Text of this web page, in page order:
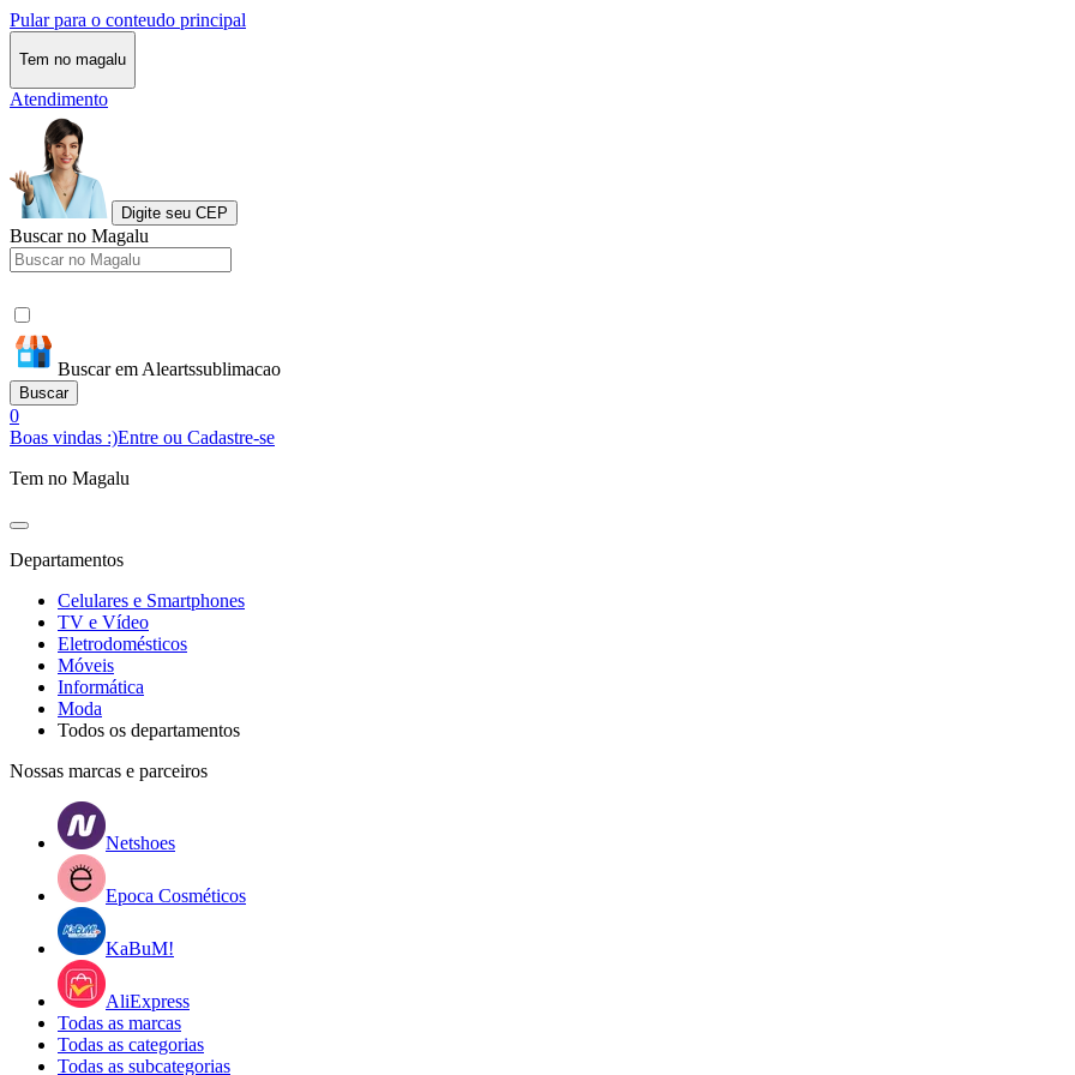
Pular para o conteudo principal
Tem no magalu
Atendimento
Digite seu CEP
Buscar no Magalu
Buscar em Aleartssublimacao
Buscar
0
Boas vindas :)Entre ou Cadastre-se
Tem no Magalu
Departamentos
Celulares e Smartphones
TV e Vídeo
Eletrodomésticos
Móveis
Informática
Moda
Todos os departamentos
Nossas marcas e parceiros
Netshoes
Epoca Cosméticos
KaBuM!
AliExpress
Todas as marcas
Todas as categorias
Todas as subcategorias